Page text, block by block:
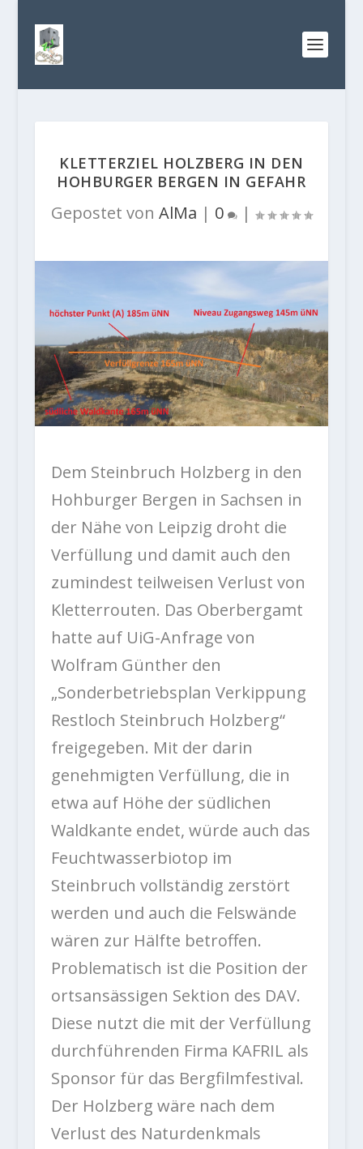
KLETTERZIEL HOLZBERG IN DEN
HOHBURGER BERGEN IN GEFAHR
Gepostet von AlMa | 0 |
Dem Steinbruch Holzberg in den
Hohburger Bergen in Sachsen in
der Nähe von Leipzig droht die
Verfüllung und damit auch den
zumindest teilweisen Verlust von
Kletterrouten. Das Oberbergamt
hatte auf UiG-Anfrage von
Wolfram Günther den
„Sonderbetriebsplan Verkippung
Restloch Steinbruch Holzberg“
freigegeben. Mit der darin
genehmigten Verfüllung, die in
etwa auf Höhe der südlichen
Waldkante endet, würde auch das
Feuchtwasserbiotop im
Steinbruch vollständig zerstört
werden und auch die Felswände
wären zur Hälfte betroffen.
Problematisch ist die Position der
ortsansässigen Sektion des DAV.
Diese nutzt die mit der Verfüllung
durchführenden Firma KAFRIL als
Sponsor für das Bergfilmfestival.
Der Holzberg wäre nach dem
Verlust des Naturdenkmals